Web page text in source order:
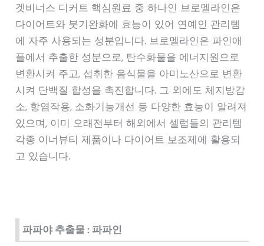
겟비너스 디커트 핵심원료 중 하나인 브로멜라인은
다이어트와 붓기완화에 효능이 있어 연예인 관리템
에 자주 사용되는 성분입니다. 브로멜라인은 파인애
플에서 추출한 성분으로, 탄수화물을 에너지원으로
변환시켜 주고, 섭취한 음식물을 아미노산으로 변환
시켜 단백질 합성을 촉진합니다. 그 외에도 체지방감
소, 항염작용, 소화기능개선 등 다양한 효능이 알려져
있으며, 이미 오래전부터 해외에서 셀럽들의 관리템
각종 이너뷰티 제품이나 다이어트 보조제에 활용되
고 있습니다.
파파야 추출물 : 파파인